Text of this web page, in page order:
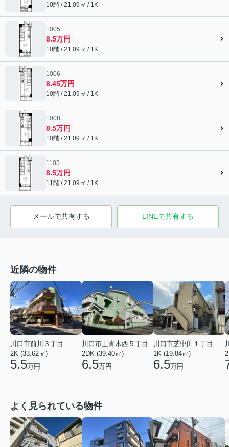
10階 / 21.09㎡ / 1K
1005
8.5万円
10階 / 21.09㎡ / 1K
1006
8.45万円
10階 / 21.09㎡ / 1K
1008
8.5万円
10階 / 21.09㎡ / 1K
1105
8.5万円
11階 / 21.09㎡ / 1K
メールで共有する LINEで共有する
近隣の物件
川口市前川３丁目
2K (33.62㎡)
5.5万円
川口市上青木西５丁目
2DK (39.40㎡)
6.5万円
川口市芝中田１丁目
1K (19.84㎡)
6.5万円
よく見られている物件